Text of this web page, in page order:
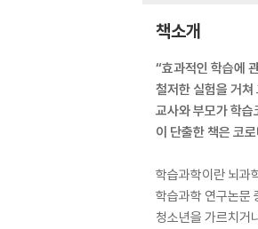
책소개
“효과적인 학습에
철저한 실험을 거
교사와 부모가 학습
이 단출한 책은 코
학습과학이란 뇌과
학습과학 연구논문
청소년을 가르치거